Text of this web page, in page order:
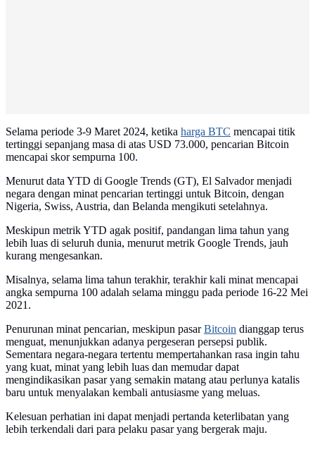
Selama periode 3-9 Maret 2024, ketika harga BTC mencapai titik
tertinggi sepanjang masa di atas USD 73.000, pencarian Bitcoin
mencapai skor sempurna 100.
Menurut data YTD di Google Trends (GT), El Salvador menjadi
negara dengan minat pencarian tertinggi untuk Bitcoin, dengan
Nigeria, Swiss, Austria, dan Belanda mengikuti setelahnya.
Meskipun metrik YTD agak positif, pandangan lima tahun yang
lebih luas di seluruh dunia, menurut metrik Google Trends, jauh
kurang mengesankan.
Misalnya, selama lima tahun terakhir, terakhir kali minat mencapai
angka sempurna 100 adalah selama minggu pada periode 16-22 Mei
2021.
Penurunan minat pencarian, meskipun pasarBitcoin dianggap terus
menguat, menunjukkan adanya pergeseran persepsi publik.
Sementara negara-negara tertentu mempertahankan rasa ingin tahu
yang kuat, minat yang lebih luas dan memudar dapat
mengindikasikan pasar yang semakin matang atau perlunya katalis
baru untuk menyalakan kembali antusiasme yang meluas.
Kelesuan perhatian ini dapat menjadi pertanda keterlibatan yang
lebih terkendali dari para pelaku pasar yang bergerak maju.